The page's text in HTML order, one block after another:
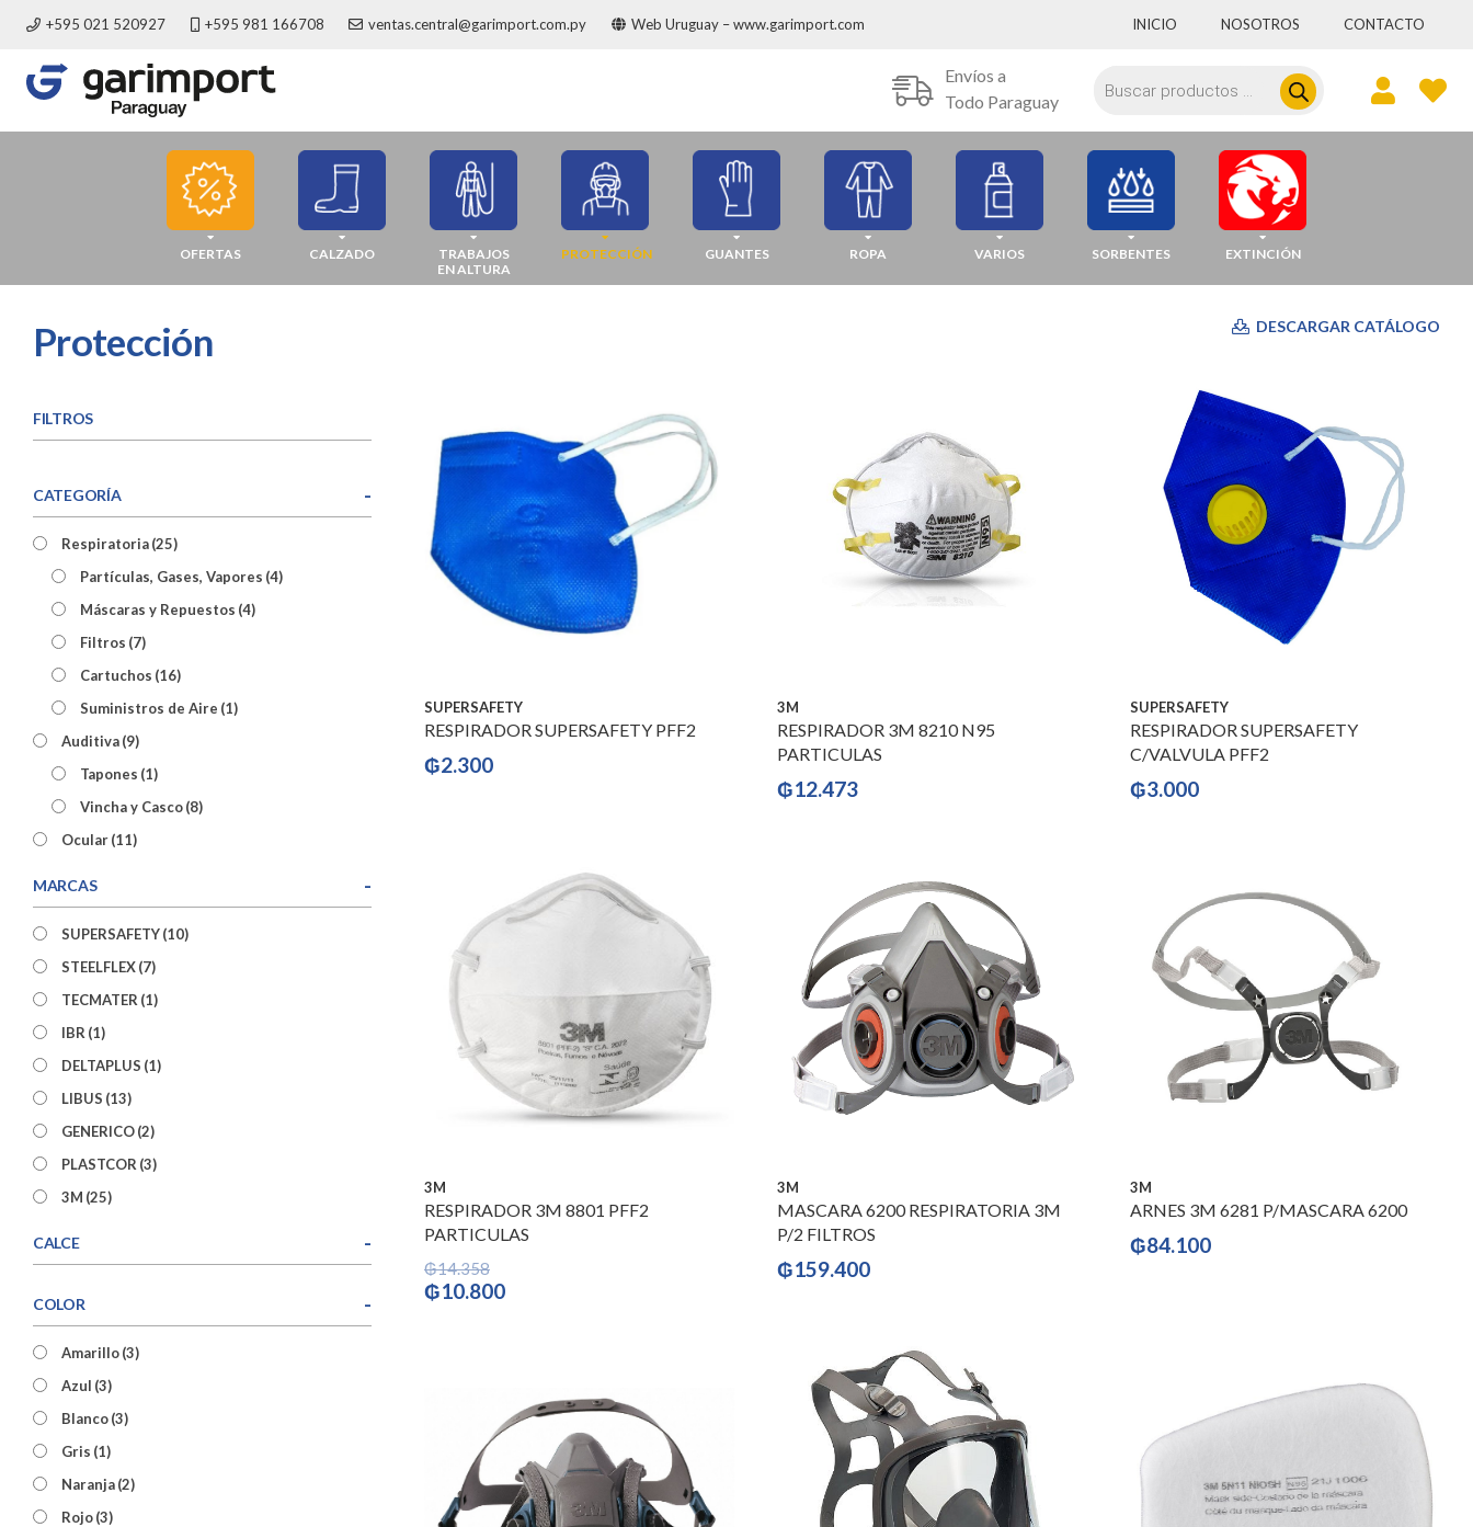
+595 021 520927 +595 981 166708 ventas.central@garimport.com.py Web Uruguay – www.garimport.com INICIO NOSOTROS CONTACTO
Envíos a
Todo Paraguay
de
OFERTAS CALZADO
TRABAJOS
EN ALTURA
PROTECCIÓN GUANTES ROPA VARIOS SORBENTES EXTINCIÓN
Protección
FILTROS
CATEGORÍA -
Respiratoria (25)
Partículas, Gases, Vapores (4)
Máscaras y Repuestos (4)
Filtros (7)
Cartuchos (16)
Suministros de Aire (1)
Auditiva (9)
Tapones (1)
Vincha y Casco (8)
Ocular (11)
Craneana(19)
MARCAS -
SUPERSAFETY (10)
STEELFLEX (7)
TECMATER (1)
IBR (1)
DELTAPLUS (1)
LIBUS (13)
GENERICO (2)
PLASTCOR (3)
3M (25)
CALCE -
COLOR -
Amarillo (3)
Azul (3)
Blanco (3)
Gris (1)
Naranja (2)
Rojo (3)
DESCARGAR CATÁLOGO
SUPERSAFETY
RESPIRADOR SUPERSAFETY PFF2
₲2.300
3M
RESPIRADOR 3M 8210 N95
PARTICULAS
₲12.473
SUPERSAFETY
RESPIRADOR SUPERSAFETY
C/VALVULA PFF2
₲3.000
3M
RESPIRADOR 3M 8801 PFF2
PARTICULAS
₲14.358
El
₲10.800El
3M
MASCARA 6200 RESPIRATORIA 3M
P/2 FILTROS
₲159.400
3M
ARNES 3M 6281 P/MASCARA 6200
₲84.100